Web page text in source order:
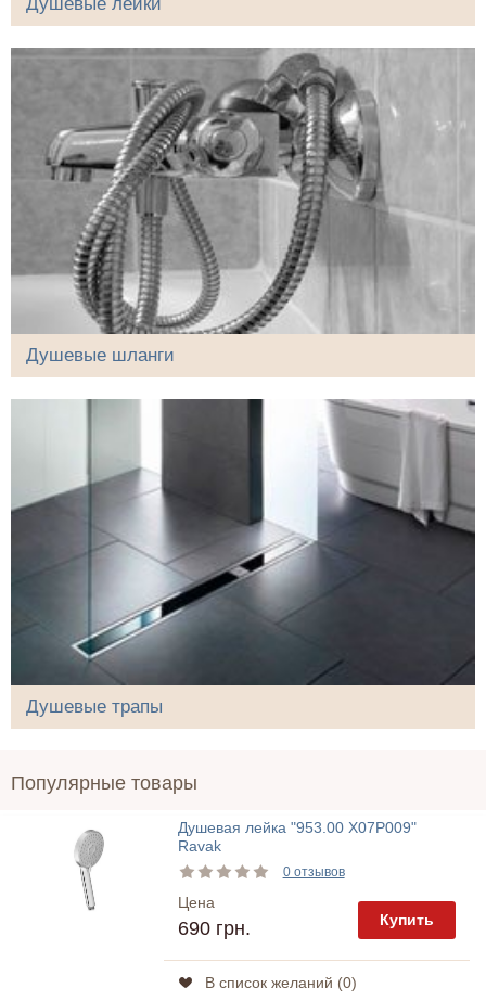
Душевые лейки
Душевые шланги
Душевые трапы
Популярные товары
Душевая лейка "953.00 X07P009"
Ravak
0 отзывов
Цена
690 грн. Купить
В список желаний (0)